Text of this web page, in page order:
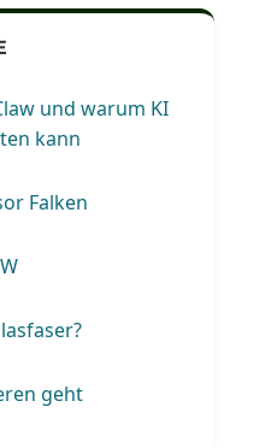
und warum KI
kann
Falken
geht